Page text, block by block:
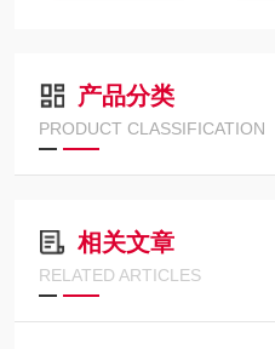
产品分类
PRODUCT CLASSIFICATION
相关文章
RELATED ARTICLES